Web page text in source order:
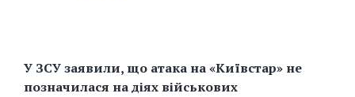
У ЗСУ заявили, що атака на «Київстар» не
позначилася на діях військових